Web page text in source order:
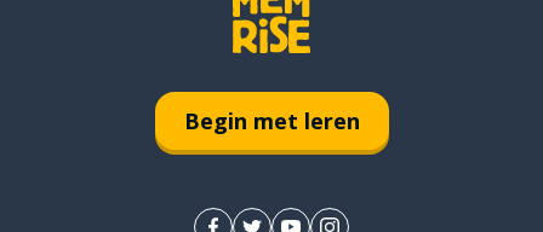
Begin met leren